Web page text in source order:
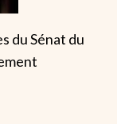
du Sénat du